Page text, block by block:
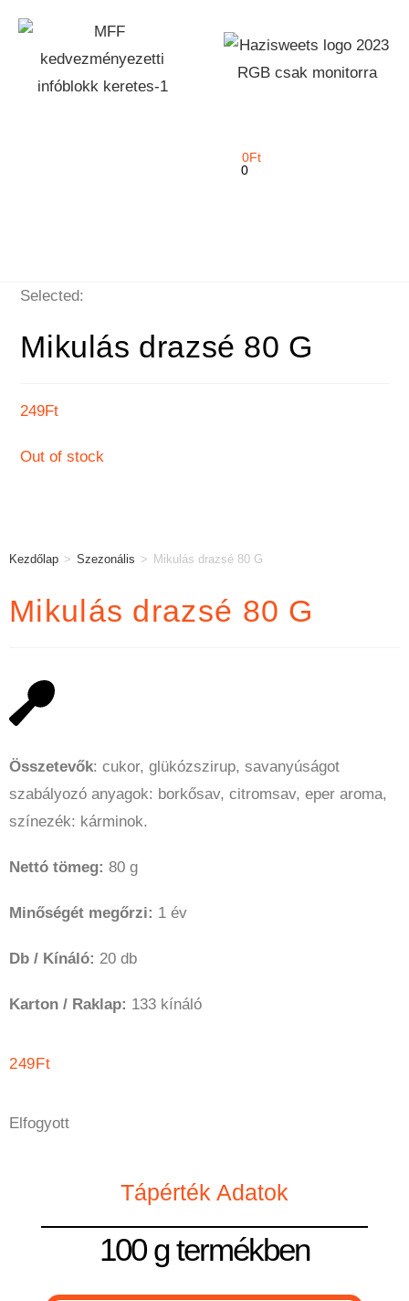
0Ft
0
Selected:
Mikulás drazsé 80 G
249Ft
Out of stock
Kezdőlap > Szezonális > Mikulás drazsé 80 G
Mikulás drazsé 80 G
Összetevők: cukor, glükózszirup, savanyúságot
szabályozó anyagok: borkősav, citromsav, eper aroma,
színezék: kárminok.
Nettó tömeg: 80 g
Minőségét megőrzi: 1 év
Db / Kínáló: 20 db
Karton / Raklap: 133 kínáló
249Ft
Elfogyott
Tápérték Adatok
100 g termékben